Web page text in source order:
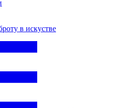
в искустве